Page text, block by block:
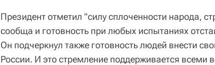
Президент отметил "силу сплоченности народа,
сообща и готовность при любых испытаниях
Он подчеркнул также готовность людей внести
России. И это стремление поддерживается всеми